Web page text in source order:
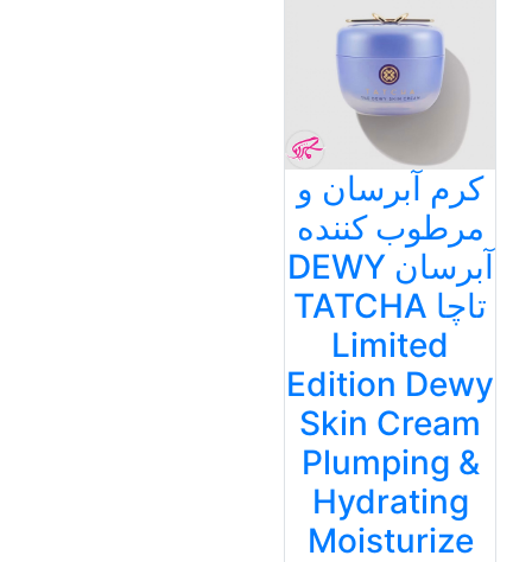
کرم آبرسان و
مرطوب کننده
آبرسان DEWY
تاچا TATCHA
Limited
Edition Dewy
Skin Cream
Plumping &
Hydrating
Moisturize